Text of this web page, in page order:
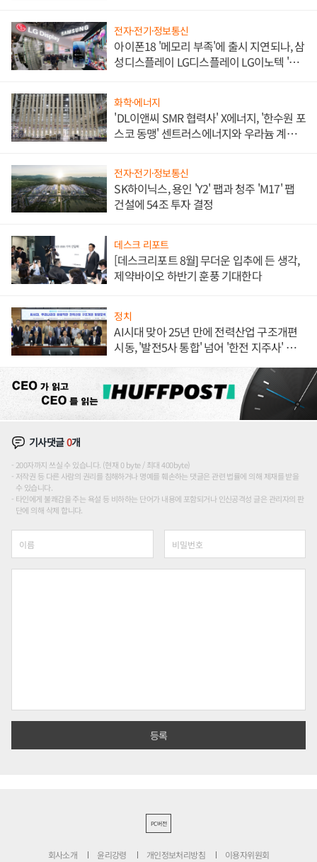
전자·전기·정보통신
아이폰18 '메모리 부족'에 출시 지연되나, 삼
성디스플레이 LG디스플레이 LG이노텍 '탈
화학·에너지
'DL이앤씨 SMR 협력사' X에너지, '한수원 포
스코 동맹' 센트러스에너지와 우라늄 계약
전자·전기·정보통신
SK하이닉스, 용인 'Y2' 팹과 청주 'M17' 팹
건설에 54조 투자 결정
데스크 리포트
[데스크리포트 8월] 무더운 입추에 든 생각,
제약바이오 하반기 훈풍 기대한다
정치
AI시대 맞아 25년 만에 전력산업 구조개편
시동, '발전5사 통합' 넘어 '한전 지주사' 재편
기사댓글0개
200자까지 쓰실 수 있습니다. (현재 0 byte / 최대 400byte)
저작권 등 다른 사람의 권리를 침해하거나 명예를 훼손하는 댓글은 관련 법률에 의해 제재를 받을
수 있습니다.
타인에게 불쾌감을 주는 욕설 등 비하하는 단어가 내용에 포함되거나 인신공격성 글은 관리자의 판
단에 의해 삭제 합니다.
PC버전
회사소개 윤리강령 개인정보처리방침 이용자위원회